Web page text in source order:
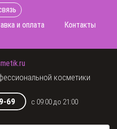
и оплата
Контакты
косметики
69 с 09:00 до 21:00